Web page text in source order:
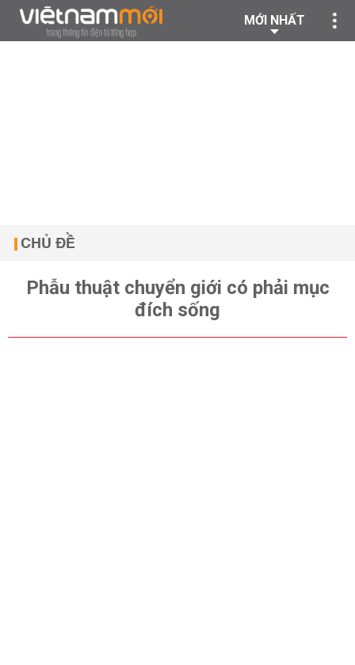
MỚI NHẤT
CHỦ ĐỀ
Phẫu thuật chuyển giới có phải mục
đích sống